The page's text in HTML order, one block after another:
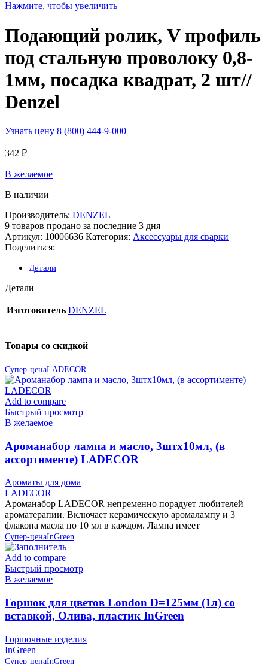
Нажмите, чтобы увеличить
Подающий ролик, V профиль
под стальную проволоку 0,8-
1мм, посадка квадрат, 2 шт//
Denzel
Узнать цену 8 (800) 444-9-000
342 ₽
В желаемое
В наличии
Производитель: DENZEL
9 товаров продано за последние 3 дня
Артикул: 10006636 Категория: Аксессуары для сварки
Поделиться:
Детали
Детали
Изготовитель DENZEL
Товары со скидкой
Супер-ценаLADECOR
Add to compare
Быстрый просмотр
В желаемое
Ароманабор лампа и масло, 3штx10мл, (в
ассортименте) LADECOR
Ароматы для дома
LADECOR
Ароманабор LADECOR непременно порадует любителей
ароматерапии. Включает керамическую аромалампу и 3
флакона масла по 10 мл в каждом. Лампа имеет
Супер-ценаInGreen
Add to compare
Быстрый просмотр
В желаемое
Горшок для цветов London D=125мм (1л) со
вставкой, Олива, пластик InGreen
Горшочные изделия
InGreen
Супер-ценаInGreen